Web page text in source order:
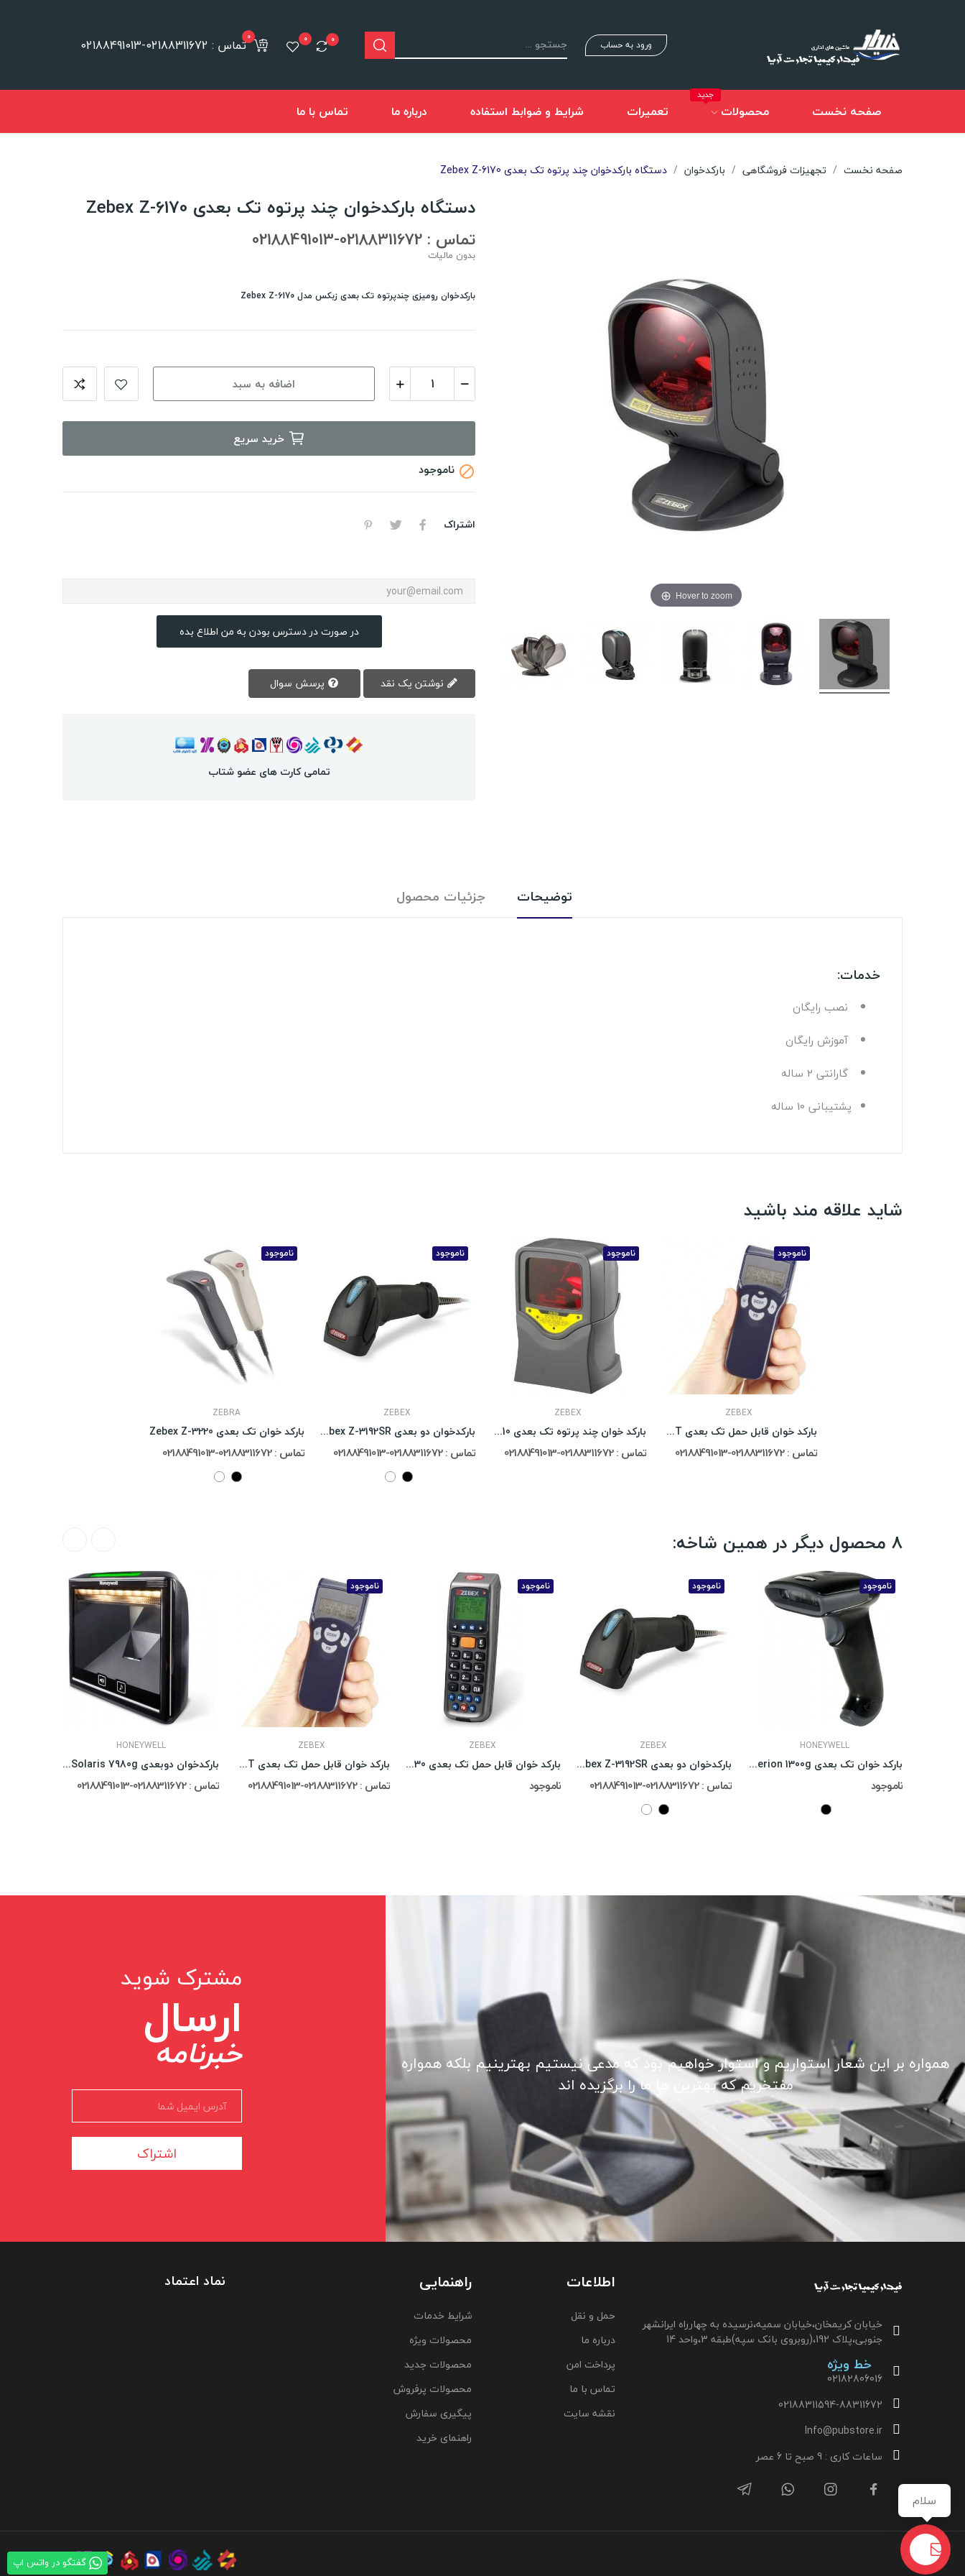
ورود به حساب 0
0 تماس : 02188311672-021884910130
صفحه نخست محصولات
جدید
تعمیرات شرایط و ضوابط استفاده درباره ما تماس با ما
صفحه نخست تجهیزات فروشگاهی بارکدخوان دستگاه بارکدخوان چند پرتوه تک بعدی Zebex Z-6170
Hover to zoom
دستگاه بارکدخوان چند پرتوه تک بعدی Zebex Z-6170
تماس : 02188311672-02188491013
بدون مالیات
بارکدخوان رومیزی چندپرتوه تک بعدی زبکس مدل Zebex Z-6170
اضافه به سبد
خرید سریع
 ناموجود
اشتراک
در صورت در دسترس بودن به من اطلاع بده
تمامی کارت های عضو شتاب
توضیحات جزئیات محصول
خدمات:
نصب رايگان
آموزش رايگان
گارانتی 2 ساله
پشتيبانی 10 ساله
شاید علاقه مند باشید
ناموجود
ZEBRA
بارکد خوان تک بعدی Zebex Z-3220
تماس : 02188311672-02188491013
ناموجود
ZEBEX
بارکدخوان دو بعدی Zebex Z-3192SR
تماس : 02188311672-02188491013
ناموجود
ZEBEX
بارکد خوان چند پرتوه تک بعدی Zebex Z-6010
تماس : 02188311672-02188491013
ناموجود
ZEBEX
بارکد خوان قابل حمل تک بعدی Zebex Z-1170BT
تماس : 02188311672-02188491013
8 محصول دیگر در همین شاخه:
HONEYWELL
بارکدخوان دوبعدی Honeywell Solaris 7980g
تماس : 02188311672-02188491013
ناموجود
ZEBEX
بارکد خوان قابل حمل تک بعدی Zebex Z-1170BT
تماس : 02188311672-02188491013
ناموجود
ZEBEX
بارکد خوان قابل حمل تک بعدی Zebex Z-2130
ناموجود
ناموجود
ZEBEX
بارکدخوان دو بعدی Zebex Z-3192SR
تماس : 02188311672-02188491013
ناموجود
HONEYWELL
بارکد خوان تک بعدی Honeywell Hyperion 1300g
ناموجود
همواره بر این شعار استواریم و استوار خواهیم بود که مدعی نیستیم بهترینیم بلکه همواره
مفتخریم که بهترین ها ما را برگزیده اند
مشترک شوید
ارسال
خبرنامه
اشتراک
خیابان کریمخان،خیابان سمیه،نرسیده به چهارراه ایرانشهر
جنوبی،پلاک 192،(روبروی بانک سپه)طبقه 3،واحد 14
خط ویژه
02182806016
02188311594-88311672
Info@pubstore.ir
ساعات کاری : 9 صبح تا 6 عصر
اطلاعات
حمل و نقل
درباره ما
پرداخت امن
تماس با ما
نقشه سایت
راهنمایی
شرایط خدمات
محصولات ویژه
محصولات جدید
محصولات پرفروش
پیگیری سفارش
راهنمای خرید
نماد اعتماد
گفتگو در واتس اپ
سلام